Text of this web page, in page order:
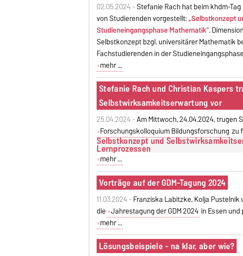
02.05.2024 -Stefanie Rach hat beim khdm-
von Studierenden vorgestellt:„Selbstkonzept
Studieneingangsphase Mathematik“.
Selbstkonzept bzgl. universitärer Mathematik
Fachstudierenden in der
mehr ...
Stefanie Rach und Christian Kaspers
Selbstwirksamkeitserwartung vor
25.04.2024 -Am Mittwoch, 24.04.2024, trugen
Forschungskolloquium Bildungsforschung zu
Selbstkonzept und
Lernprozessen
mehr ...
Vorträge auf der GDM-Tagung 2024
11.03.2024 -Franziska Labitzke, Kolja
die Jahrestagung der GDM 2024 in Essen
mehr ...
Lösungsbeispiele - na klar, aber wie?